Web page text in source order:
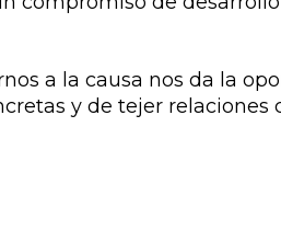
a la causa nos da la
y de tejer relaciones